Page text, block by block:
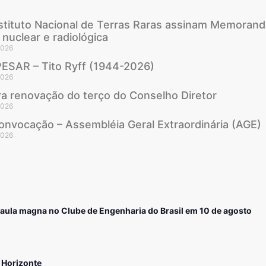
Nacional de Terras Raras assinam
e radiológica
– Tito Ryff (1944-2026)
renovação do terço do Conselho Diretor
– Assembléia Geral Extraordinária (AGE)
magna no Clube de Engenharia do Brasil em 10 de agosto
Horizonte